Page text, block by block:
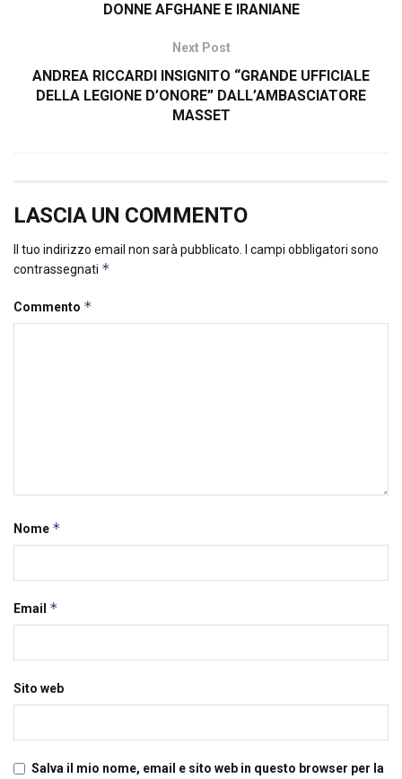
DONNE AFGHANE E IRANIANE
Next Post
ANDREA RICCARDI INSIGNITO “GRANDE UFFICIALE
DELLA LEGIONE D’ONORE” DALL’AMBASCIATORE
MASSET
LASCIA UN COMMENTO
Il tuo indirizzo email non sarà pubblicato.
I campi obbligatori sono
contrassegnati *
Commento *
Nome *
Email *
Sito web
Salva il mio nome, email e sito web in questo browser per la